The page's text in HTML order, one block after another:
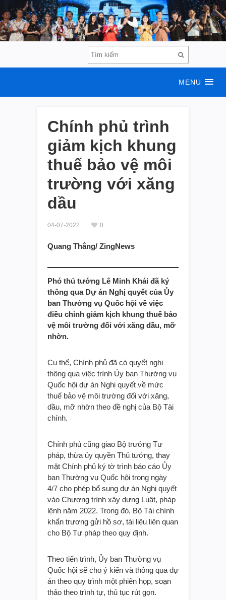
MENU
Chính phủ trình
giảm kịch khung
thuế bảo vệ môi
trường với xăng
dầu
04-07-2022 0
Quang Thắng/ ZingNews
Phó thủ tướng Lê Minh Khái đã ký
thông qua Dự án Nghị quyết của Ủy
ban Thường vụ Quốc hội về việc
điều chỉnh giảm kịch khung thuế bảo
vệ môi trường đối với xăng dầu, mỡ
nhờn.
Cụ thể, Chính phủ đã có quyết nghị
thông qua việc trình Ủy ban Thường vụ
Quốc hội dự án Nghị quyết về mức
thuế bảo vệ môi trường đối với xăng,
dầu, mỡ nhờn theo đề nghị của Bộ Tài
chính.
Chính phủ cũng giao Bộ trưởng Tư
pháp, thừa ủy quyền Thủ tướng, thay
mặt Chính phủ ký tờ trình báo cáo Ủy
ban Thường vụ Quốc hội trong ngày
4/7 cho phép bổ sung dự án Nghị quyết
vào Chương trình xây dựng Luật, pháp
lệnh năm 2022. Trong đó, Bộ Tài chính
khẩn trương gửi hồ sơ, tài liệu liên quan
cho Bộ Tư pháp theo quy định.
Theo tiến trình, Ủy ban Thường vụ
Quốc hội sẽ cho ý kiến và thông qua dự
án theo quy trình một phiên họp, soạn
thảo theo trình tự, thủ tục rút gọn.